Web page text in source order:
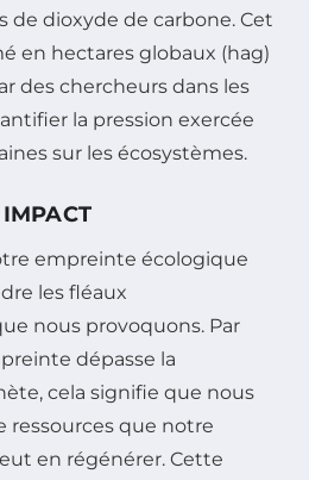
de dioxyde de carbone. Cet
en hectares globaux (hag)
des chercheurs dans les
la pression exercée
sur les écosystèmes.
empreinte écologique
les fléaux
nous provoquons. Par
dépasse la
cela signifie que nous
ressources que notre
en régénérer. Cette